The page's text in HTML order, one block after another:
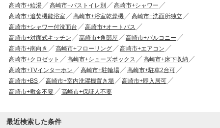
高崎市+給湯 高崎市+バストイレ別
高崎市+シャワー
高崎市+追焚機能浴室
高崎市+浴室乾燥機
高崎市+洗面所独立
高崎市+シャワー付洗面台
高崎市+オートバス
高崎市+対面式キッチン
高崎市+角部屋
高崎市+バルコニー
高崎市+南向き
高崎市+フローリング
高崎市+エアコン
高崎市+クロゼット
高崎市+シューズボックス
高崎市+床下収納
高崎市+TVインターホン
高崎市+駐輪場
高崎市+駐車2台可
高崎市+BS
高崎市+室内洗濯機置き場
高崎市+即入居可
高崎市+敷金不要
高崎市+保証人不要
最近検索した条件